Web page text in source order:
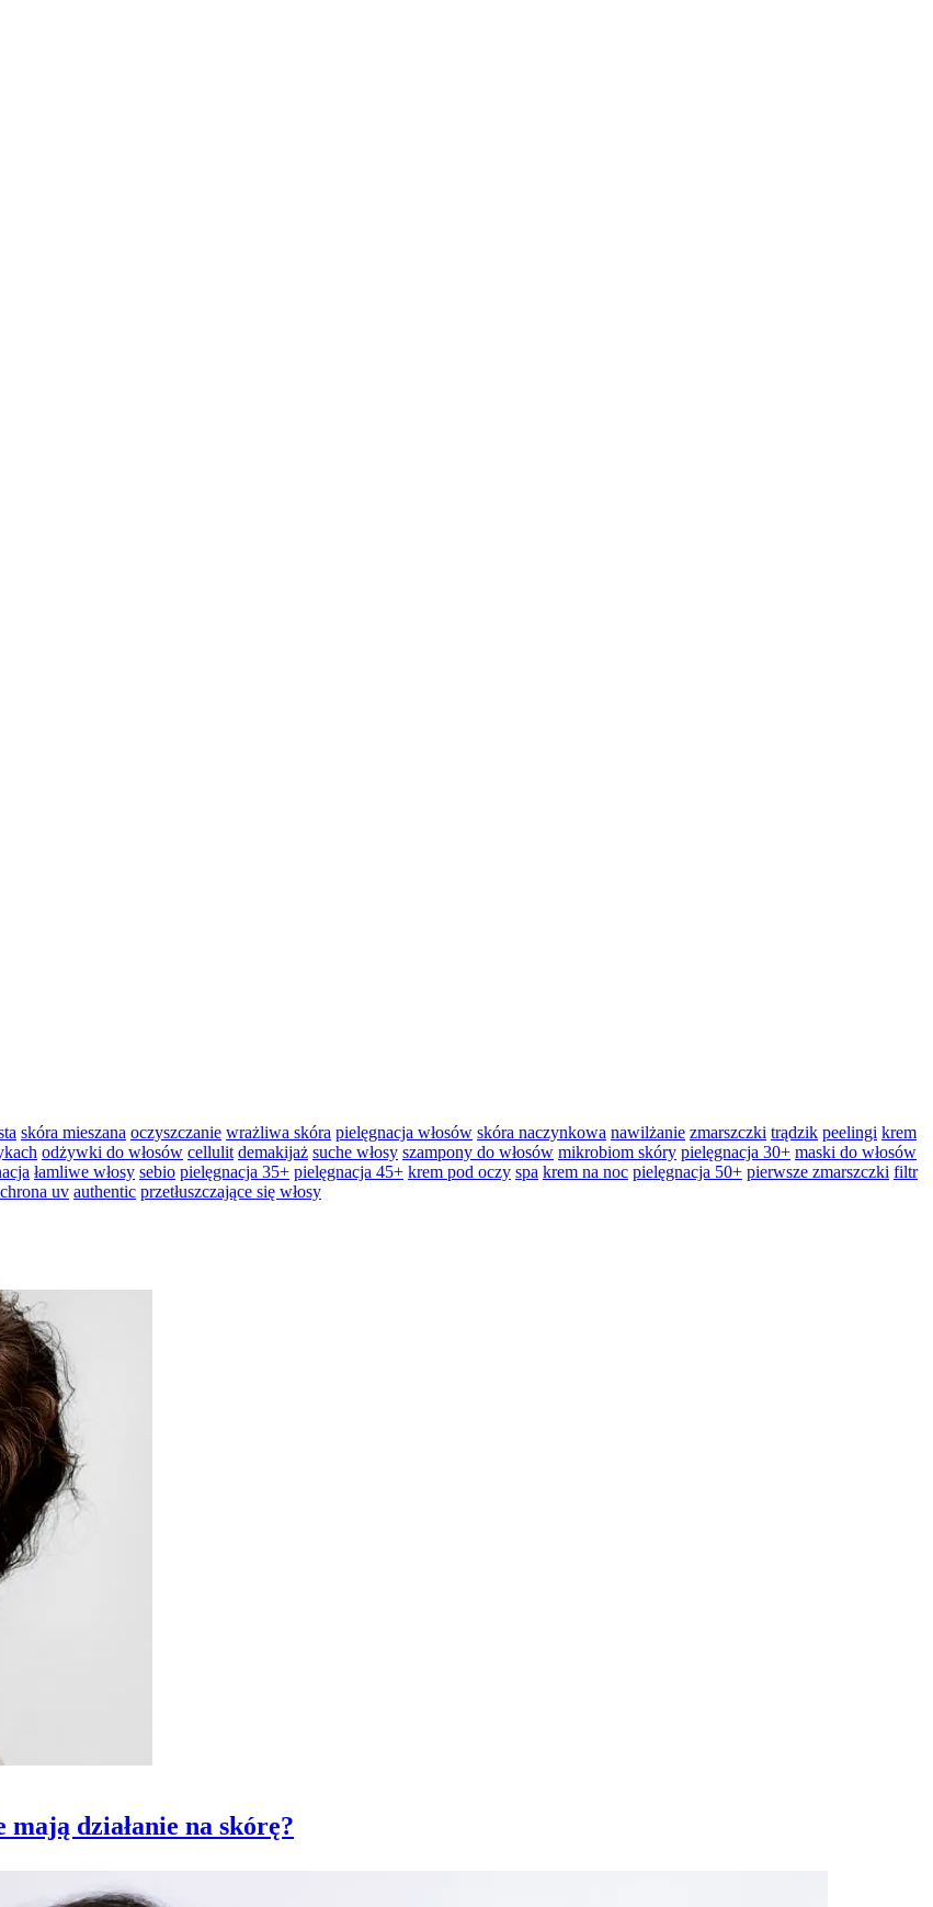
skóra mieszana oczyszczanie wrażliwa skóra pielęgnacja włosów skóra naczynkowa nawilżanie zmarszczki trądzik peelingi krem
odżywki do włosów cellulit demakijaż suche włosy szampony do włosów mikrobiom skóry pielęgnacja 30+ maski do włosów
łamliwe włosy sebio pielęgnacja 35+ pielęgnacja 45+ krem pod oczy spa krem na noc pielęgnacja 50+ pierwsze zmarszczki filtr
uv authentic przetłuszczające się włosy
działanie na skórę?